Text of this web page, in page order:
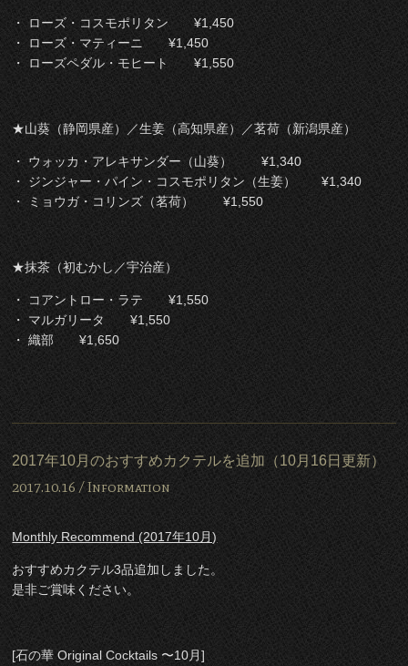
・ ローズ・コスモポリタン ¥1,450
・ ローズ・マティーニ ¥1,450
・ ローズペダル・モヒート ¥1,550
★山葵（静岡県産）／生姜（高知県産）／茗荷（新潟県産）
・ ウォッカ・アレキサンダー（山葵） ¥1,340
・ ジンジャー・パイン・コスモポリタン（生姜） ¥1,340
・ ミョウガ・コリンズ（茗荷） ¥1,550
★抹茶（初むかし／宇治産）
・ コアントロー・ラテ ¥1,550
・ マルガリータ ¥1,550
・ 織部 ¥1,650
2017年10月のおすすめカクテルを追加（10月16日更新）
2017.10.16 /Information
Monthly Recommend (2017年10月)
おすすめカクテル3品追加しました。
是非ご賞味ください。
[石の華 Original Cocktails 〜10月]